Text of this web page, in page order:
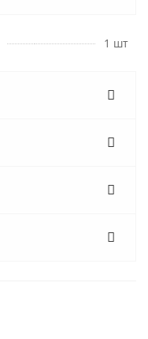
1 шт